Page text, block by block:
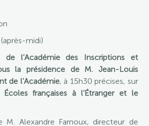
midi)
de l’Académie des Inscriptions et
la présidence de M. Jean-Louis
de l’Académie, à 15h30 précises, sur
françaises à l’Étranger et le
M. Alexandre Farnoux, directeur de